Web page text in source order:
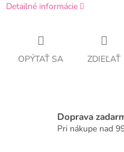
Detailné informácie
OPÝTAŤ SA ZDIEĽAŤ
Doprava
Pri nákupe nad